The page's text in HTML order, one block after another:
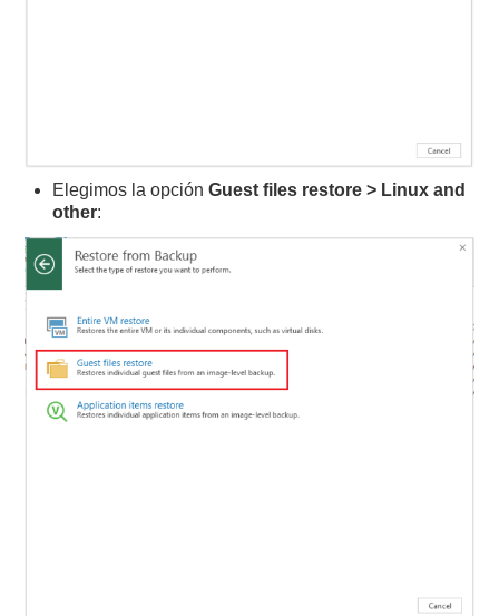
Elegimos la opciónGuest files restore > Linux and
other: